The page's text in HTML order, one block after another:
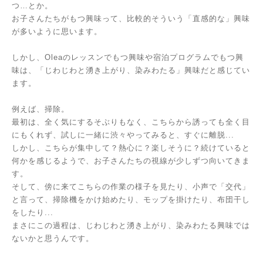
つ…とか。
お子さんたちがもつ興味って、比較的そういう「直感的な」興味
が多いように思います。
しかし、Oleaのレッスンでもつ興味や宿泊プログラムでもつ興
味は、「じわじわと湧き上がり、染みわたる」興味だと感じてい
ます。
例えば、掃除。
最初は、全く気にするそぶりもなく、こちらから誘っても全く目
にもくれず、試しに一緒に渋々やってみると、すぐに離脱...
しかし、こちらが集中して？熱心に？楽しそうに？続けていると
何かを感じるようで、お子さんたちの視線が少しずつ向いてきま
す。
そして、傍に来てこちらの作業の様子を見たり、小声で「交代」
と言って、掃除機をかけ始めたり、モップを掛けたり、布団干し
をしたり...
まさにこの過程は、じわじわと湧き上がり、染みわたる興味では
ないかと思うんです。